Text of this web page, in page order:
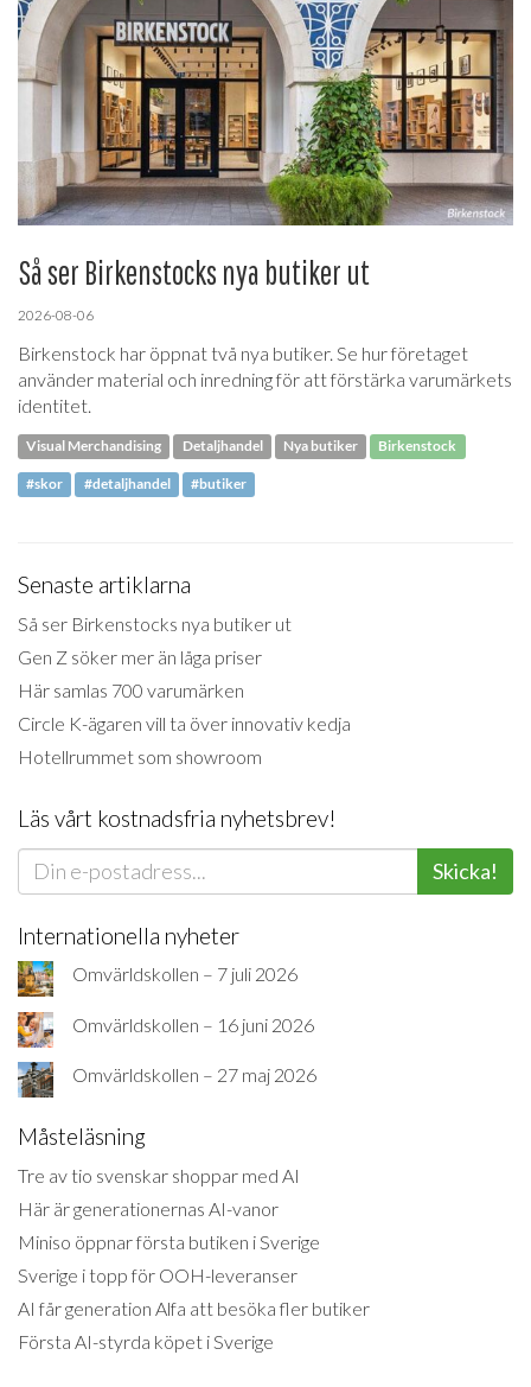
Så ser Birkenstocks nya butiker ut
2026-08-06
Birkenstock har öppnat två nya butiker. Se hur företaget
använder material och inredning för att förstärka varumärkets
identitet.
Visual Merchandising Detaljhandel Nya butiker Birkenstock
#skor #detaljhandel #butiker
Senaste artiklarna
Så ser Birkenstocks nya butiker ut
Gen Z söker mer än låga priser
Här samlas 700 varumärken
Circle K-ägaren vill ta över innovativ kedja
Hotellrummet som showroom
Läs vårt kostnadsfria nyhetsbrev!
Skicka!
Internationella nyheter
Omvärldskollen – 7 juli 2026
Omvärldskollen – 16 juni 2026
Omvärldskollen – 27 maj 2026
Måsteläsning
Tre av tio svenskar shoppar med AI
Här är generationernas AI-vanor
Miniso öppnar första butiken i Sverige
Sverige i topp för OOH-leveranser
AI får generation Alfa att besöka fler butiker
Första AI-styrda köpet i Sverige